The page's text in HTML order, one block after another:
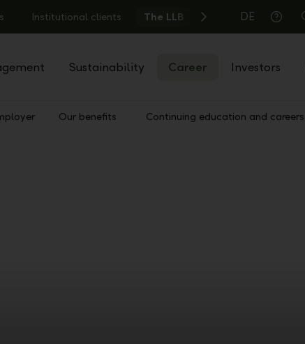
Institutional clients The LLB
DE
Help
Sustainability Career Investors
Our benefits Continuing education and careers